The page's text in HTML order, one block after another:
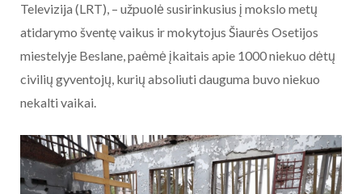
Televizija (LRT), – užpuolė susirinkusius į mokslo metų
atidarymo šventę vaikus ir mokytojus Šiaurės Osetijos
miestelyje Beslane, paėmė įkaitais apie 1000 niekuo dėtų
civilių gyventojų, kurių absoliuti dauguma buvo niekuo
nekalti vaikai.